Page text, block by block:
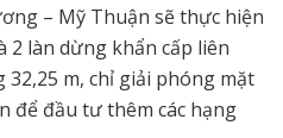
– Mỹ Thuận sẽ thực hiện
2 làn dừng khẩn cấp liên
m, chỉ giải phóng mặt
để đầu tư thêm các hạng